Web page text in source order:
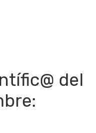
del